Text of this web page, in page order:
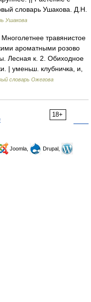
словарь Ушакова. Д.Н.
Ушакова
травянистое
ароматными розово
Лесная к. 2. Обиходное
| уменьш. клубничка, и,
словарь Ожегова
18+
Joomla,
Drupal,